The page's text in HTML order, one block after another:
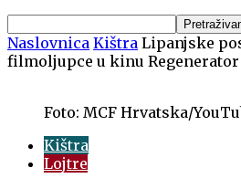
Naslovnica Kištra Lipanjske
filmoljupce u kinu Regenerator
Foto: MCF Hrvatska/
Kištra
Lojtre